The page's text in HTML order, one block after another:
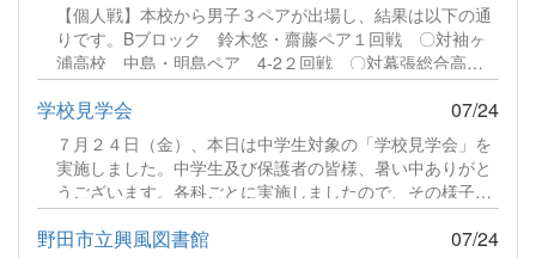
【個人戦】本校から男子３ペアが出場し、結果は以下の通
りです。Bブロック 鈴木悠・齋藤ペア１回戦 〇対袖ヶ
浦高校 中島・明島ペア 4-2２回戦 〇対幕張総合高
校 宮野・古川ペア 4-0３回戦 〇対県立千葉高校 沼
田・鯉渕ペア 4-0４回戦 〇対袖ヶ浦高校 中山・鈴木
ペア 4-2（準決勝）５回戦 ●対千葉商業高校 佐藤・横
山ペア 1-4（決勝）続きをみる
学校見学会 07/24
７月２４日（金）、本日は中学生対象の「学校見学会」を
実施しました。中学生及び保護者の皆様、暑い中ありがと
うございます。各科ごとに実施しましたので、その様子を
ご紹介します。食品科学科 説明続きをみる
野田市立興風図書館 07/24